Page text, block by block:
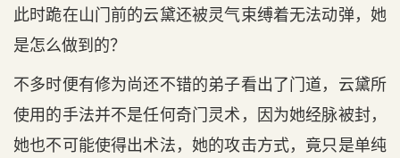
此时跪在山门前的云黛还被灵气束缚着无法动弹，她
是怎么做到的？
不多时便有修为尚还不错的弟子看出了门道，云黛所
使用的手法并不是任何奇门灵术，因为她经脉被封，
她也不可能使得出术法，她的攻击方式，竟只是单纯